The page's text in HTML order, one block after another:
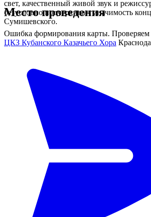
свет, качественный живой звук и
безусловно подчеркивает значимость
Сумишевского.
Место проведения
Ошибка формирования карты.
ЦКЗ Кубанского Казачьего Хора